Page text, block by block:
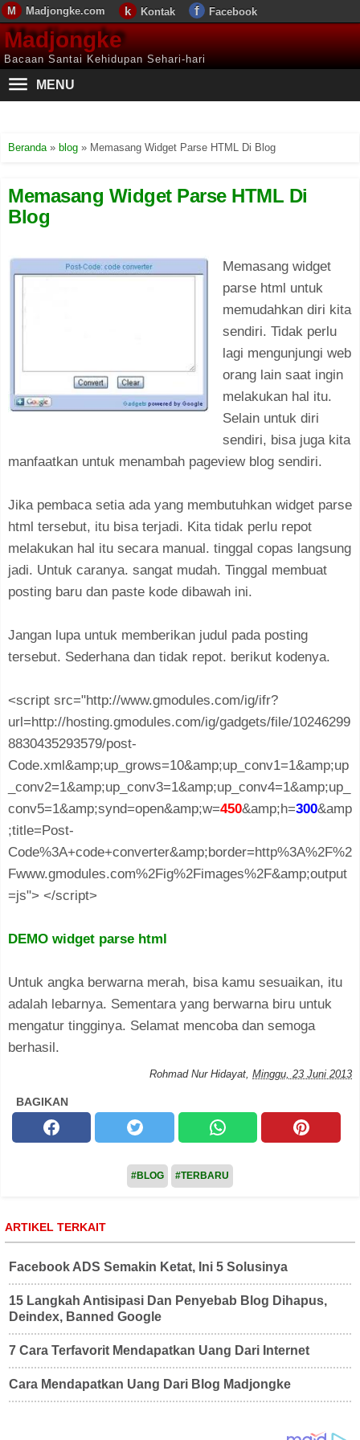
Madjongke.com Kontak Facebook
Madjongke
Bacaan Santai Kehidupan Sehari-hari
MENU
Beranda» blog » Memasang Widget Parse HTML Di Blog
Memasang Widget Parse HTML Di
Blog
Memasang widget
parse html untuk
memudahkan diri kita
sendiri. Tidak perlu
lagi mengunjungi web
orang lain saat ingin
melakukan hal itu.
Selain untuk diri
sendiri, bisa juga kita
manfaatkan untuk menambah pageview blog sendiri.
Jika pembaca setia ada yang membutuhkan widget parse
html tersebut, itu bisa terjadi. Kita tidak perlu repot
melakukan hal itu secara manual. tinggal copas langsung
jadi. Untuk caranya. sangat mudah. Tinggal membuat
posting baru dan paste kode dibawah ini.
Jangan lupa untuk memberikan judul pada posting
tersebut. Sederhana dan tidak repot. berikut kodenya.
<script src="http://www.gmodules.com/ig/ifr?
url=http://hosting.gmodules.com/ig/gadgets/file/10246299
8830435293579/post-
Code.xml&amp;up_grows=10&amp;up_conv1=1&amp;up
_conv2=1&amp;up_conv3=1&amp;up_conv4=1&amp;up_
conv5=1&amp;synd=open&amp;w=450&amp;h=300&amp
;title=Post-
Code%3A+code+converter&amp;border=http%3A%2F%2
Fwww.gmodules.com%2Fig%2Fimages%2F&amp;output
=js"> </script>
DEMO widget parse html
Untuk angka berwarna merah, bisa kamu sesuaikan, itu
adalah lebarnya. Sementara yang berwarna biru untuk
mengatur tingginya. Selamat mencoba dan semoga
berhasil.
Rohmad Nur Hidayat, Minggu, 23 Juni 2013
BAGIKAN
#BLOG #TERBARU
ARTIKEL TERKAIT
Facebook ADS Semakin Ketat, Ini 5 Solusinya
15 Langkah Antisipasi Dan Penyebab Blog Dihapus,
Deindex, Banned Google
7 Cara Terfavorit Mendapatkan Uang Dari Internet
Cara Mendapatkan Uang Dari Blog Madjongke